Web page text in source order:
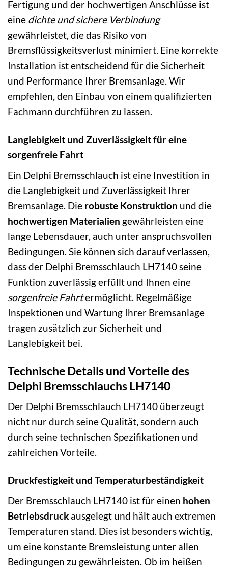
Fertigung und der hochwertigen Anschlüsse ist
eine dichte und sichere Verbindung
gewährleistet, die das Risiko von
Bremsflüssigkeitsverlust minimiert. Eine korrekte
Installation ist entscheidend für die Sicherheit
und Performance Ihrer Bremsanlage. Wir
empfehlen, den Einbau von einem qualifizierten
Fachmann durchführen zu lassen.
Langlebigkeit und Zuverlässigkeit für eine
sorgenfreie Fahrt
Ein Delphi Bremsschlauch ist eine Investition in
die Langlebigkeit und Zuverlässigkeit Ihrer
Bremsanlage. Die robuste Konstruktion und die
hochwertigen Materialien gewährleisten eine
lange Lebensdauer, auch unter anspruchsvollen
Bedingungen. Sie können sich darauf verlassen,
dass der Delphi Bremsschlauch LH7140 seine
Funktion zuverlässig erfüllt und Ihnen eine
sorgenfreie Fahrtermöglicht. Regelmäßige
Inspektionen und Wartung Ihrer Bremsanlage
tragen zusätzlich zur Sicherheit und
Langlebigkeit bei.
Technische Details und Vorteile des
Delphi Bremsschlauchs LH7140
Der Delphi Bremsschlauch LH7140 überzeugt
nicht nur durch seine Qualität, sondern auch
durch seine technischen Spezifikationen und
zahlreichen Vorteile.
Druckfestigkeit und Temperaturbeständigkeit
Der Bremsschlauch LH7140 ist für einen hohen
Betriebsdruck ausgelegt und hält auch extremen
Temperaturen stand. Dies ist besonders wichtig,
um eine konstante Bremsleistung unter allen
Bedingungen zu gewährleisten. Ob im heißen